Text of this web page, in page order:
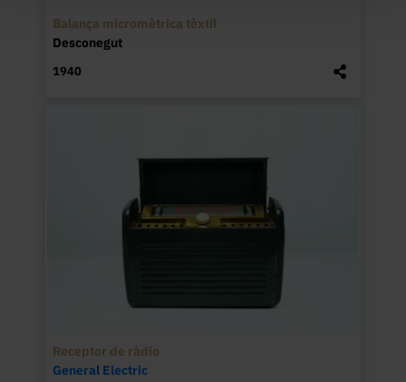
Balança micromètrica tèxtil
Desconegut
1940
Receptor de ràdio
General Electric